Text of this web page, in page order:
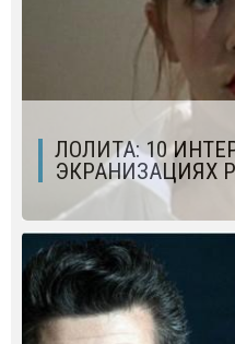
ЛОЛИТА: 10
ЭКРАНИЗАЦИЯХ